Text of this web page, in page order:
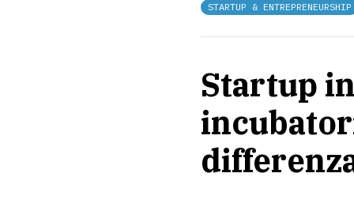
STARTUP & ENTREPRENEURSHIP
Startup